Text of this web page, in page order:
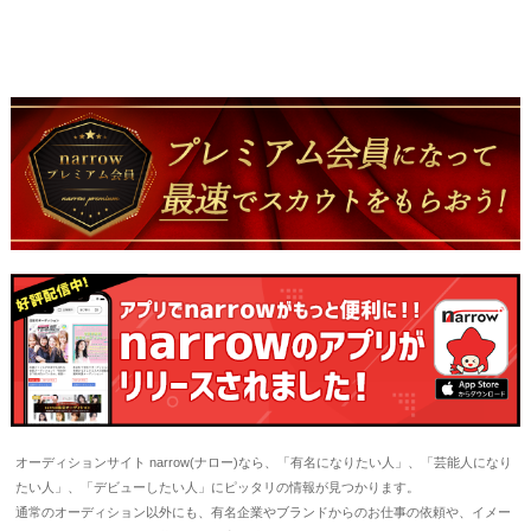
オーディションサイト narrow(ナロー)なら、「有名になりたい人」、「芸能人になり
たい人」、「デビューしたい人」にピッタリの情報が見つかります。
通常のオーディション以外にも、有名企業やブランドからのお仕事の依頼や、イメー